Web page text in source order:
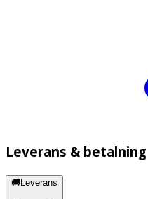
Leverans & betalning
🚚Leverans